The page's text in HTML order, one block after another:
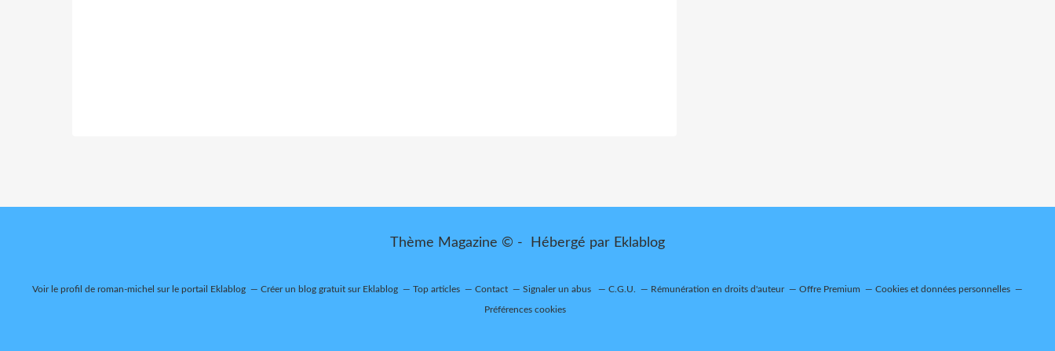
Thème Magazine © - Hébergé par Eklablog
Voir le profil de roman-michel sur le portail Eklablog Créer un blog gratuit sur Eklablog Top articles Contact Signaler un abus C.G.U. Rémunération en droits d'auteur Offre Premium Cookies et données personnelles
Préférences cookies